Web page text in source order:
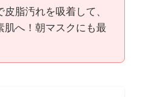
脂汚れを吸着して、
肌へ！朝マスクにも最